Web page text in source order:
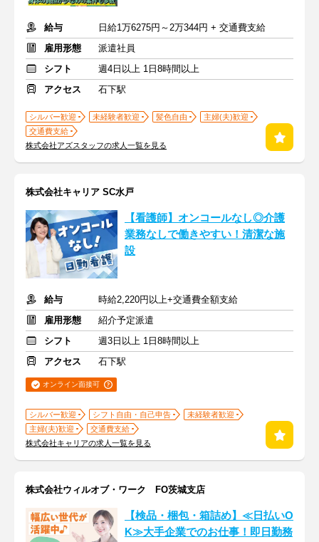
給与
日給1万6275円～2万344円 + 交通費支給
雇用形態
派遣社員
シフト
週4日以上 1日8時間以上
アクセス
石下駅
シルバー歓迎 未経験者歓迎 髪色自由
主婦(夫)歓迎
交通費支給
株式会社アズスタッフの求人一覧を見る
株式会社キャリア SC水戸
【看護師】オンコールなし◎介護
業務なしで働きやすい！清潔な施
設
給与
時給2,220円以上+交通費全額支給
雇用形態
紹介予定派遣
シフト
週3日以上 1日8時間以上
アクセス
石下駅
オンライン面接可
シルバー歓迎 シフト自由・自己申告
未経験者歓迎
主婦(夫)歓迎
交通費支給
株式会社キャリアの求人一覧を見る
株式会社ウィルオブ・ワーク FO茨城支店
【検品・梱包・箱詰め】≪日払いO
K≫大手企業でのお仕事！即日勤務